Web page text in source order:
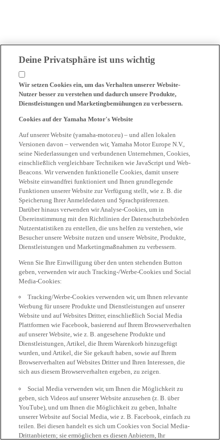
Deine Privatsphäre ist uns wichtig
Wir setzen Cookies ein, um das Verhalten unserer Website-
Nutzer besser zu verstehen und dadurch unsere Produkte,
Dienstleistungen und Marketingbemühungen zu verbessern.
Cookies auf der Yamaha Motor's Website
Auf unserer Website (yamaha-motor.eu) – und allen lokalen
Versionen davon – verwenden wir, Yamaha Motor Europe N.V.,
seine Niederlassungen und verbundenen Unternehmen, Cookies,
einschließlich vergleichbare Techniken wie JavaScript und Web-
Beacons. Wir verwenden funktionelle Cookies, damit unsere
Website einwandfrei funktioniert und Ihnen grundlegende
Funktionen unserer Website zur Verfügung stellt, wie z. B. die
Speicherung Ihrer Anmeldedaten und Sprachpräferenzen.
Darüber hinaus verwenden wir Analyse-Cookies, um in
Übereinstimmung mit den Richtlinien der Datenschutzbehörden
Nutzerstatistiken zu erstellen, die uns helfen zu verstehen, wie
Besucher unsere Website nutzen und unsere Website, Produkte,
Dienstleistungen und Marketingmaßnahmen zu verbessern.
Wenn Sie Ihre Einwilligung über den unten stehenden Button
geben, verwenden wir auch Tracking-/Werbe-Cookies und Social
Media-Cookies:
Tracking/Werbe-Cookies verwenden wir, um Ihnen relevante
Werbung für unsere Produkte und Dienstleistungen auf unserer
Website und auf Websites Dritter, einschließlich Social Media
Plattformen wie Facebook, basierend auf Ihrem Browserverhalten
auf unserer Website, wie z. B. angesehene Produkte und
Dienstleistungen, Artikel, die Ihrem Warenkorb hinzugefügt
wurden, und Artikel, die Sie gekauft haben, sowie auf Ihrem
Browserverhalten auf Websites Dritter und Ihren Interessen, die
sich aus diesem Browserverhalten ergeben, zu zeigen.
Social Media verwenden wir, um Ihnen die Möglichkeit zu
geben, sich Videos auf unserer Website anzusehen (z. B. über
YouTube), und um Ihnen die Möglichkeit zu geben, Inhalte
unserer Website auf Social Media, wie z. B. Facebook, einfach zu
teilen. Bei diesen handelt es sich um Cookies von Social Media-
Drittanbietern; sie ermöglichen es diesen Anbietern, Ihr